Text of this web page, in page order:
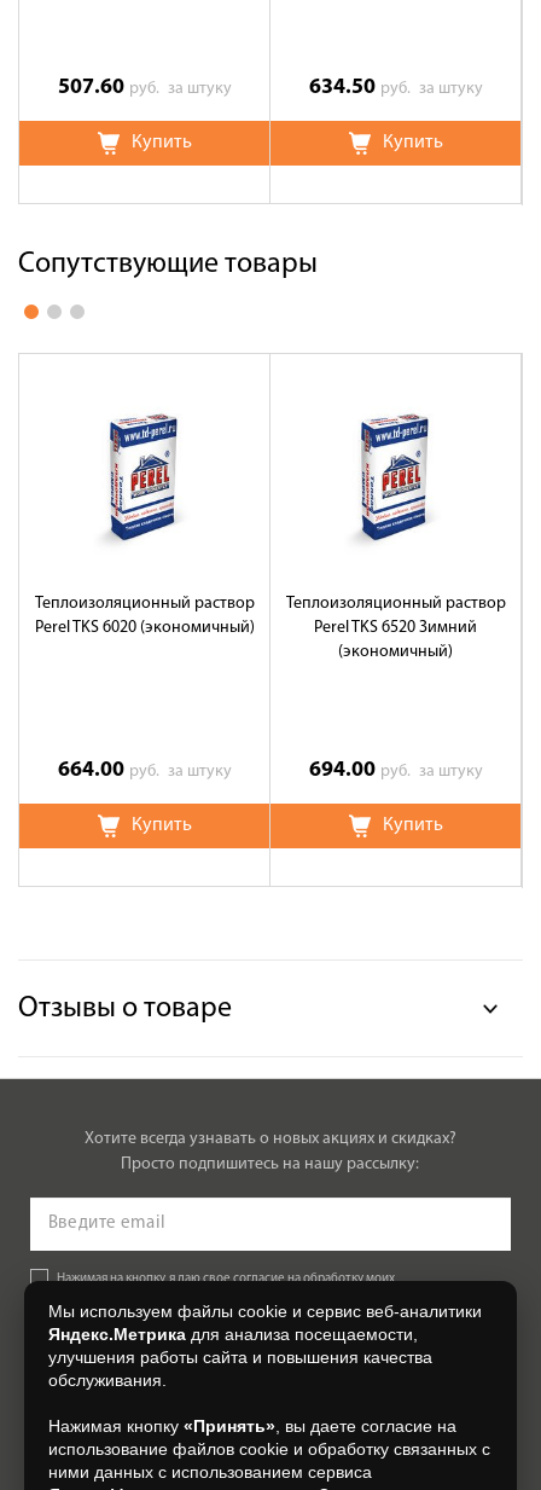
507.60 руб. за штуку
Купить
634.50 руб. за штуку
Купить
Сопутствующие товары
Теплоизоляционный раствор
Perel TKS 6020 (экономичный)
664.00 руб. за штуку
Купить
Теплоизоляционный раствор
Perel TKS 6520 Зимний
(экономичный)
694.00 руб. за штуку
Купить
Отзывы о товаре
Хотите всегда узнавать о новых акциях и скидках?
Просто подпишитесь на нашу рассылку:
Нажимая на кнопку, я даю свое согласие на обработку моих
Согласии на обработку персональных данных.
+7 (4812) 548-777
Мы используем файлы cookie и сервис веб-аналитики
Яндекс.Метрика для анализа посещаемости,
улучшения работы сайта и повышения качества
обслуживания.
Нажимая кнопку «Принять» , вы даете согласие на
использование файлов cookie и обработку связанных с
ними данных с использованием сервиса